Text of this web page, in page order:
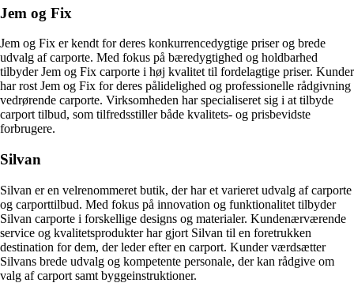
Jem og Fix
Jem og Fix er kendt for deres konkurrencedygtige priser og brede
udvalg af carporte. Med fokus på bæredygtighed og holdbarhed
tilbyder Jem og Fix carporte i høj kvalitet til fordelagtige priser. Kunder
har rost Jem og Fix for deres pålidelighed og professionelle rådgivning
vedrørende carporte. Virksomheden har specialiseret sig i at tilbyde
carport tilbud, som tilfredsstiller både kvalitets- og prisbevidste
forbrugere.
Silvan
Silvan er en velrenommeret butik, der har et varieret udvalg af carporte
og carporttilbud. Med fokus på innovation og funktionalitet tilbyder
Silvan carporte i forskellige designs og materialer. Kundenærværende
service og kvalitetsprodukter har gjort Silvan til en foretrukken
destination for dem, der leder efter en carport. Kunder værdsætter
Silvans brede udvalg og kompetente personale, der kan rådgive om
valg af carport samt byggeinstruktioner.